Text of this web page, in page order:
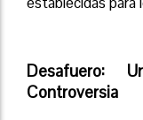
Desafuero:
Controversia